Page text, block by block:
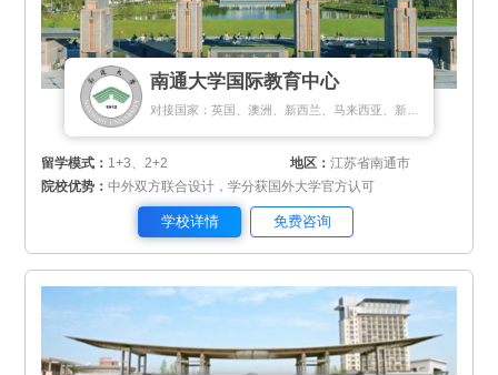
南通大学国际教育中心
留学模式： 1+3、2+2 地区：江苏省南通市
院校优势：中外双方联合设计，学分获国外大学官方认可
学校详情 免费咨询